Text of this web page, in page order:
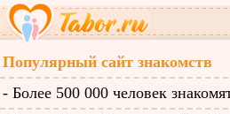
Популярный сайт знакомств
- Более 500 000 человек